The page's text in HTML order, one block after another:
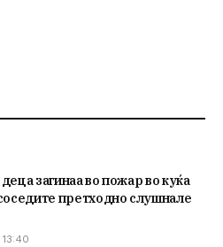
загинаа во пожар во куќа
претходно слушнале